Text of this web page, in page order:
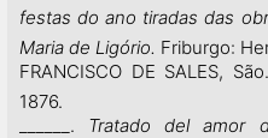
festas do ano tiradas das
Maria de Ligório. Friburgo:
FRANCISCO DE SALES, São.
1876.
______. Tratado del amor